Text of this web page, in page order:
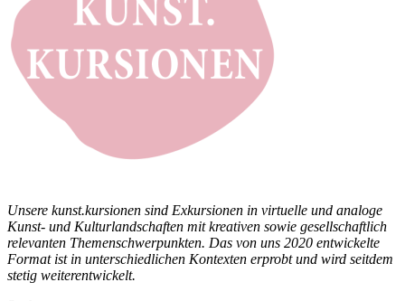
Unsere kunst.kursionen sind Exkursionen in virtuelle und analoge
Kunst- und Kulturlandschaften mit kreativen sowie gesellschaftlich
relevanten Themenschwerpunkten. Das von uns 2020 entwickelte
Format ist in unterschiedlichen Kontexten erprobt und wird seitdem
stetig weiterentwickelt.